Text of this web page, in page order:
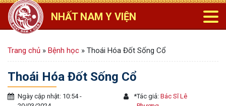
NHẤT NAM Y VIỆN
Trang chủ » Bệnh học » Thoái Hóa Đốt Sống Cổ
Thoái Hóa Đốt Sống Cổ
Ngày cập nhật: 10:54 -
*Tác giả:Bác Sĩ Lê